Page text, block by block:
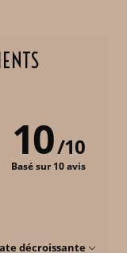
10/10
Basé sur 10 avis
décroissante